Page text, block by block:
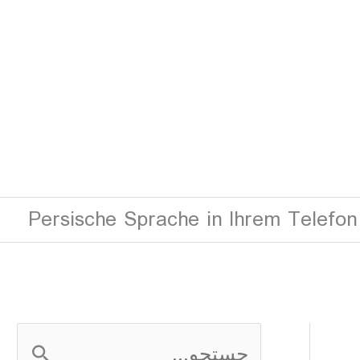
Persische Sprache in Ihrem Telefon